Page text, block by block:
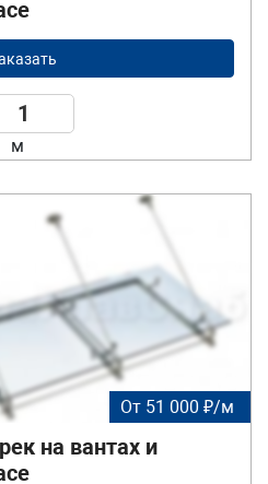
м
От 51 000 ₽/м
на вантах и